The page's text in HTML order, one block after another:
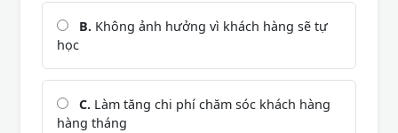
B. Không ảnh hưởng vì khách hàng sẽ tự
học
C. Làm tăng chi phí chăm sóc khách hàng
hàng tháng